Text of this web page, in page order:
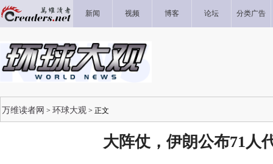
新闻 视频 博客 论坛 分类广告
万维读者网 > 环球大观 > 正文
大阵仗，伊朗公布71人